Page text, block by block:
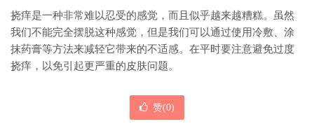
挠痒是一种非常难以忍受的感觉，而且似乎越来越糟糕。虽然
我们不能完全摆脱这种感觉，但是我们可以通过使用冷敷、涂
抹药膏等方法来减轻它带来的不适感。在平时要注意避免过度
挠痒，以免引起更严重的皮肤问题。
赞(0)